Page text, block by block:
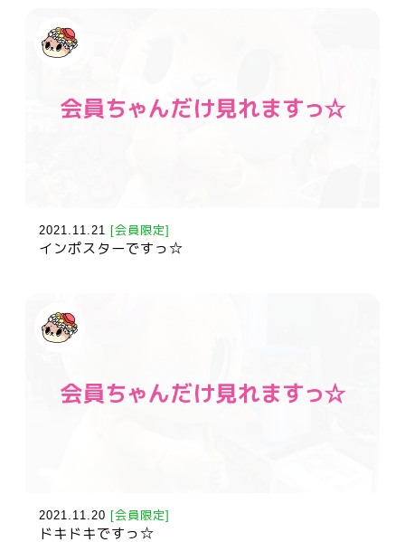
2021.11.21 [会員限定]
インポスターですっ☆
2021.11.20 [会員限定]
ドキドキですっ☆